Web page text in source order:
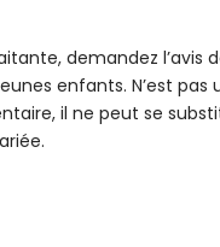
demandez l’avis
enfants. N’est
il ne peut se